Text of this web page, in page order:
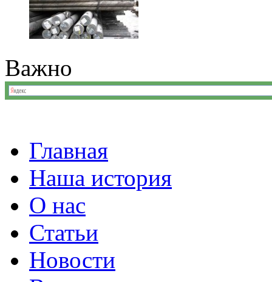
Важно
Главная
Наша история
О нас
Статьи
Новости